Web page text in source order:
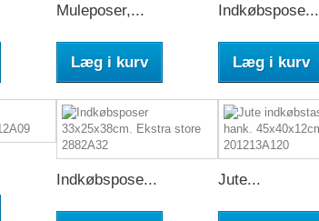
Muleposer,...
Læg i kurv
Indkøbspose...
Læg i kurv
Indkøbspose... Jute...